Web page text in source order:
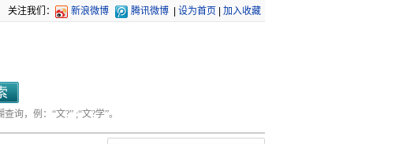
关注我们： 新浪微博 腾讯微博 设为首页 加入收藏
询，例：“文?” ;“文?学”。